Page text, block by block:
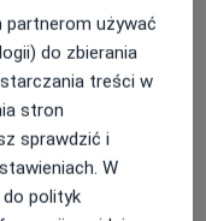
2
partnerom używać
do zbierania
treści w
stron
sprawdzić i
W
polityk